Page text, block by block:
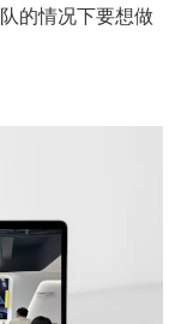
的情况下要想做